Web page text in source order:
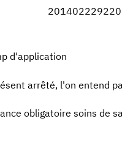
d'application
arrêté, l'on entend
obligatoire soins de